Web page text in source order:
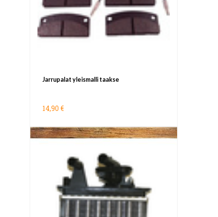
Jarrupalat yleismalli taakse
14,90 €